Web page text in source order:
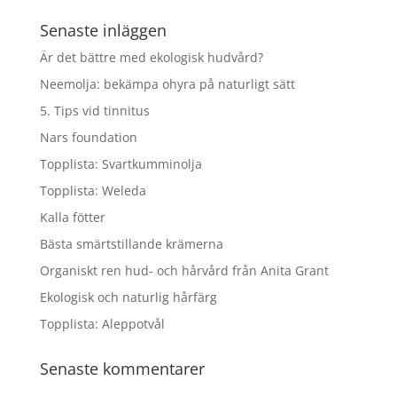
Senaste inläggen
Är det bättre med ekologisk hudvård?
Neemolja: bekämpa ohyra på naturligt sätt
5. Tips vid tinnitus
Nars foundation
Topplista: Svartkumminolja
Topplista: Weleda
Kalla fötter
Bästa smärtstillande krämerna
Organiskt ren hud- och hårvård från Anita Grant
Ekologisk och naturlig hårfärg
Topplista: Aleppotvål
Senaste kommentarer